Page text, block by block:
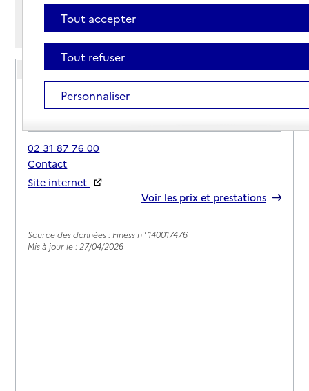
Afficher les résultats par:
Mode liste
Mode carte
EHPAD Le parc de la Touques
Adresse
Avenue Michel d'Ornano
14800-Saint-Arnoult
02 31 87 76 00
Contact
Site internet
Voir les prix et prestations
Source des données : Finess n° 140017476
Mis à jour le : 27/04/2026
Tout accepter
Tout refuser
Personnaliser